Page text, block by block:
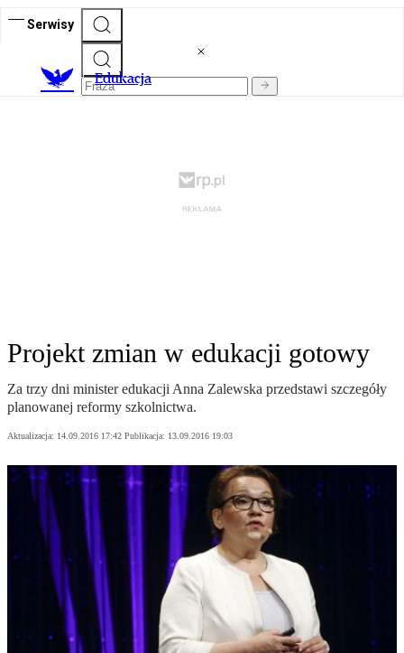
Serwisy
Edukacja
Projekt zmian w edukacji gotowy
Za trzy dni minister edukacji Anna Zalewska przedstawi szczegóły
planowanej reformy szkolnictwa.
Aktualizacja: 14.09.2016 17:42 Publikacja: 13.09.2016 19:03